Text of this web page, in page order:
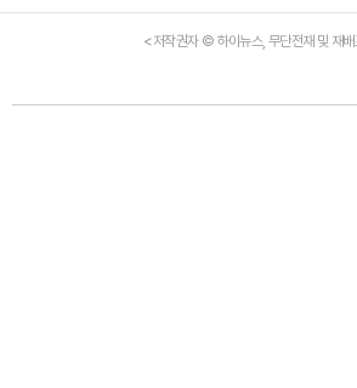
<저작권자 © 하이뉴스, 무단전재 및 재